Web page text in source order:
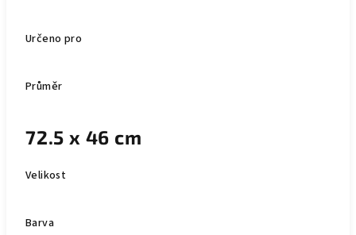
Určeno pro
Průměr
72.5 x 46 cm
Velikost
Barva